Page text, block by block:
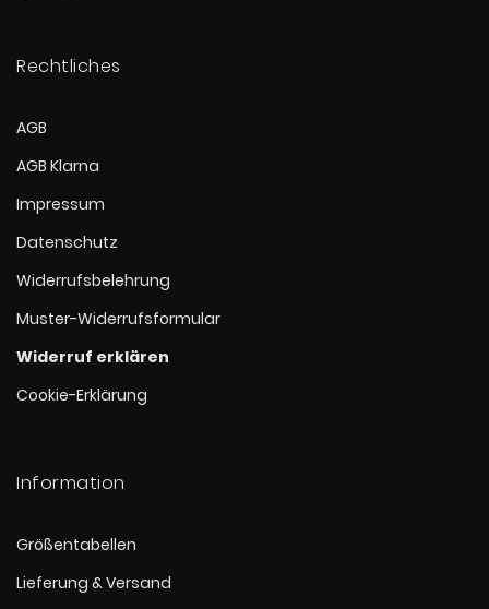
Rechtliches
AGB
AGB Klarna
Impressum
Datenschutz
Widerrufsbelehrung
Muster-Widerrufsformular
Widerruf erklären
Cookie-Erklärung
Information
Größentabellen
Lieferung & Versand